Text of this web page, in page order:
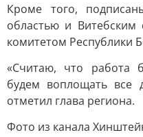
Кроме того,
областью и Витебским
комитетом Республики
«Считаю, что работа
будем воплощать все
отметил глава региона.
Фото из канала